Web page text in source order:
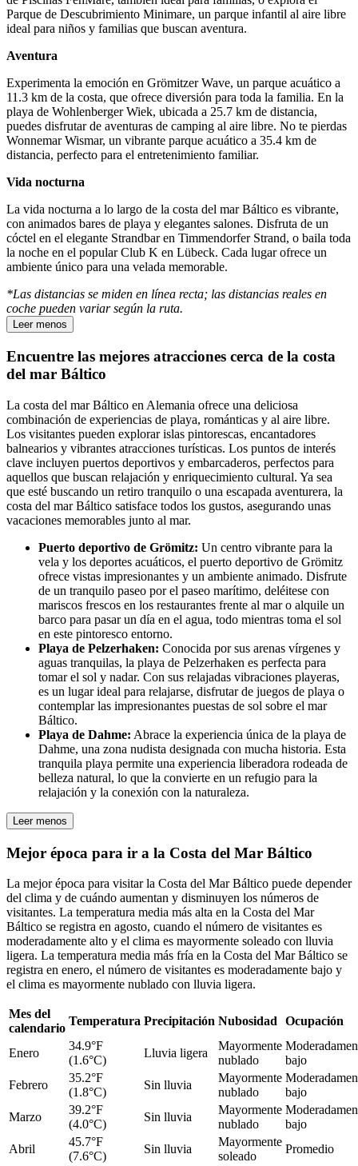
Parque de Descubrimiento Minimare, un parque infantil al aire libre
ideal para niños y familias que buscan aventura.
Aventura
Experimenta la emoción en Grömitzer Wave, un parque acuático a
11.3 km de la costa, que ofrece diversión para toda la familia. En la
playa de Wohlenberger Wiek, ubicada a 25.7 km de distancia,
puedes disfrutar de aventuras de camping al aire libre. No te pierdas
Wonnemar Wismar, un vibrante parque acuático a 35.4 km de
distancia, perfecto para el entretenimiento familiar.
Vida nocturna
La vida nocturna a lo largo de la costa del mar Báltico es vibrante,
con animados bares de playa y elegantes salones. Disfruta de un
cóctel en el elegante Strandbar en Timmendorfer Strand, o baila toda
la noche en el popular Club K en Lübeck. Cada lugar ofrece un
ambiente único para una velada memorable.
*Las distancias se miden en línea recta; las distancias reales en
coche pueden variar según la ruta.
Leer menos
Encuentre las mejores atracciones cerca de la costa
del mar Báltico
La costa del mar Báltico en Alemania ofrece una deliciosa
combinación de experiencias de playa, románticas y al aire libre.
Los visitantes pueden explorar islas pintorescas, encantadores
balnearios y vibrantes atracciones turísticas. Los puntos de interés
clave incluyen puertos deportivos y embarcaderos, perfectos para
aquellos que buscan relajación y enriquecimiento cultural. Ya sea
que esté buscando un retiro tranquilo o una escapada aventurera, la
costa del mar Báltico satisface todos los gustos, asegurando unas
vacaciones memorables junto al mar.
Puerto deportivo de Grömitz: Un centro vibrante para la
vela y los deportes acuáticos, el puerto deportivo de Grömitz
ofrece vistas impresionantes y un ambiente animado. Disfrute
de un tranquilo paseo por el paseo marítimo, deléitese con
mariscos frescos en los restaurantes frente al mar o alquile un
barco para pasar un día en el agua, todo mientras toma el sol
en este pintoresco entorno.
Playa de Pelzerhaken: Conocida por sus arenas vírgenes y
aguas tranquilas, la playa de Pelzerhaken es perfecta para
tomar el sol y nadar. Con sus relajadas vibraciones playeras,
es un lugar ideal para relajarse, disfrutar de juegos de playa o
contemplar las impresionantes puestas de sol sobre el mar
Báltico.
Playa de Dahme: Abrace la experiencia única de la playa de
Dahme, una zona nudista designada con mucha historia. Esta
tranquila playa permite una experiencia liberadora rodeada de
belleza natural, lo que la convierte en un refugio para la
relajación y la conexión con la naturaleza.
Leer menos
Mejor época para ir a la Costa del Mar Báltico
La mejor época para visitar la Costa del Mar Báltico puede depender
del clima y de cuándo aumentan y disminuyen los números de
visitantes. La temperatura media más alta en la Costa del Mar
Báltico se registra en agosto, cuando el número de visitantes es
moderadamente alto y el clima es mayormente soleado con lluvia
ligera. La temperatura media más fría en la Costa del Mar Báltico se
registra en enero, el número de visitantes es moderadamente bajo y
el clima es mayormente nublado con lluvia ligera.
Mes del
calendario
Temperatura Precipitación Nubosidad Ocupación
Enero
34.9°F
(1.6°C)
Lluvia ligera
Mayormente
nublado
bajo
Febrero
35.2°F
(1.8°C)
Sin lluvia
Mayormente
nublado
bajo
Marzo
39.2°F
(4.0°C)
Sin lluvia
Mayormente
nublado
bajo
Abril
45.7°F
(7.6°C)
Sin lluvia
Mayormente
soleado
Promedio